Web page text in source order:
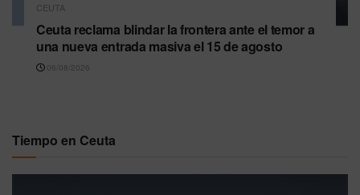
CEUTA
Ceuta reclama blindar la frontera ante el temor a
una nueva entrada masiva el 15 de agosto
06/08/2026
Tiempo en Ceuta